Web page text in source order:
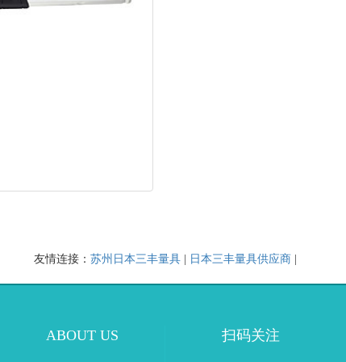
友情连接： 苏州日本三丰量具 日本三丰量具供应商
ABOUT US 扫码关注